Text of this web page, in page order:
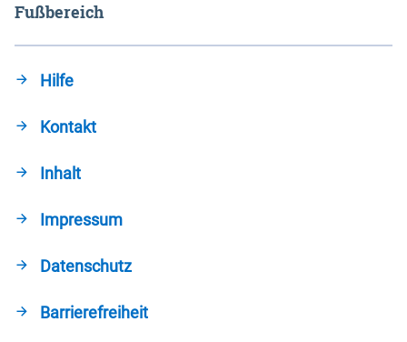
Fußbereich
Hilfe
Kontakt
Inhalt
Impressum
Datenschutz
Barrierefreiheit